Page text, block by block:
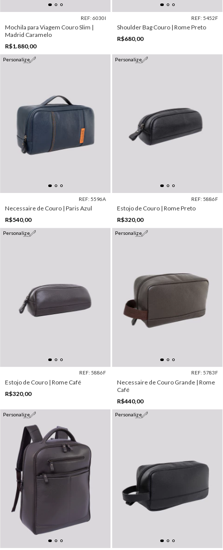
REF: 6030I
Mochila para Viagem Couro Slim |
Madrid Caramelo
R$1.880,00
REF: 5452F
Shoulder Bag Couro | Rome Preto
R$680,00
Personalize
REF: 5596A
Necessaire de Couro | Paris Azul
R$540,00
Personalize
REF: 5886F
Estojo de Couro | Rome Preto
R$320,00
Personalize
REF: 5886F
Estojo de Couro | Rome Café
R$320,00
Personalize
REF: 5783F
Necessaire de Couro Grande | Rome
Café
R$440,00
Personalize Personalize